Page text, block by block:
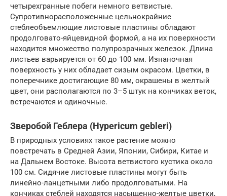
четырехгранные побеги немного ветвистые.
Супротивнорасположенные цельнокрайние
стеблеобъемлющие листовые пластины обладают
продолговато-яйцевидной формой, а на их поверхности
находится множество полупрозрачных железок. Длина
листьев варьируется от 60 до 100 мм. Изнаночная
поверхность у них обладает сизым окрасом. Цветки, в
поперечнике достигающие 80 мм, окрашены в желтый
цвет, они располагаются по 3–5 штук на кончиках веток,
встречаются и одиночные.
Зверобой Геблера (Hypericum gebleri)
В природных условиях такое растение можно
повстречать в Средней Азии, Японии, Сибири, Китае и
на Дальнем Востоке. Высота ветвистого кустика около
100 см. Сидячие листовые пластины могут быть
линейно-ланцетными либо продолговатыми. На
кончиках стеблей находятся насыщенно-желтые цветки,